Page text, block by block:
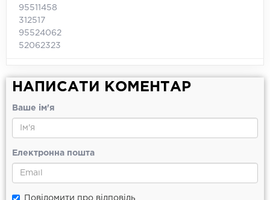
95511458
312517
95524062
52062323
НАПИСАТИ КОМЕНТАР
Ваше ім'я
Електронна пошта
Повідомити про відповідь